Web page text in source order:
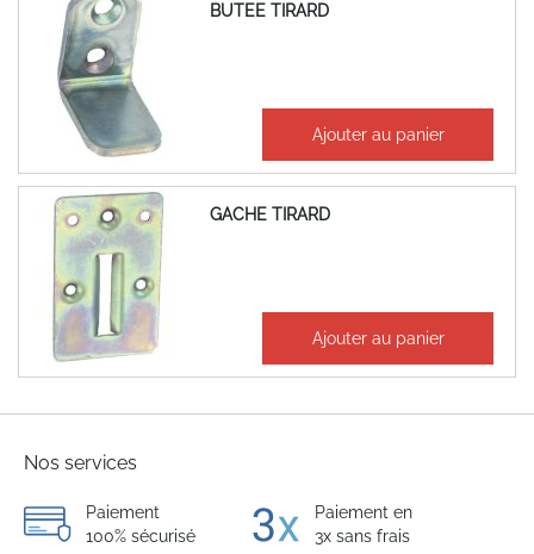
BUTEE TIRARD
3,92 €
3,27 € Ajouter au panier
GACHE TIRARD
3,74 €
3,12 € Ajouter au panier
Nos services
Paiement
100% sécurisé
Paiement en
3x sans frais